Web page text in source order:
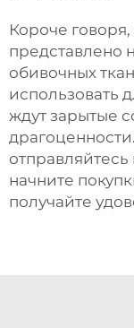
Короче
представлено
обивочных
использовать
ждут зарытые
начните
получайте